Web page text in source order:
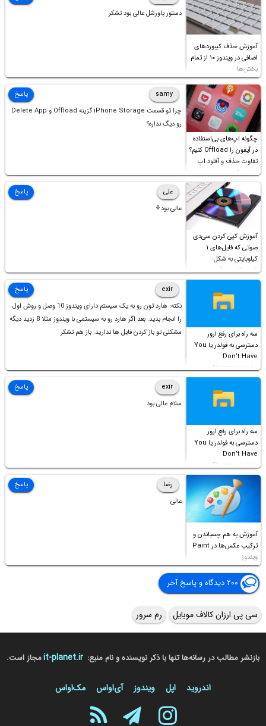
آموزش حذف کیبوردهای
اضافی در ویندوز ۱۰ از تمام
بخش‌ها
دستور پاورشل عالی بود تشکر
چگونه اپ‌های بی‌استفاده
در آیفون را Offload کنیم؟
تفاوت حذف و آفلود اپ
چیست؟
samy
چرا تو قسمت iPhone Storage گزینه Offload و Delete App
رو دیگ نداره؟
پاسخ
آموزش کپی کردن سی‌دی
صوتی که فایل‌های ۱
کیلوبایتی به شکل
شورت‌کات در آن موجود
است!
علی
عالی بود⚘
پاسخ
سه راه برای رفع ارور
دسترسی به فولدر یا You
Don’t Have
Permission to
Access this folder
exir
نکته: هارد تون رو به یک سیستم دارای ویندوز 10 وصل و روش اول
را انجام بدید. بعد اگر هارد رو به سیستمی با ویندوز مثلا 8 زدید دیگه
مشکلی تو باز کردن فایل ها ندارید. باز هم تشکر
پاسخ
سه راه برای رفع ارور
دسترسی به فولدر یا You
Don’t Have
Permission to
Access this folder
exir
سلام عالی بود.
پاسخ
آموزش به هم چسباندن و
ترکیب عکس‌ها در Paint
ویندوز
رضا
عالی
پاسخ
۲۰۰ دیدگاه و پاسخ آخر
سی پی ارزان کالاف موبایل رم سرور
بازنشر مطالب در رسانه‌ها تنها با ذکر نویسنده و نام منبع: it-planet.irمجاز است.
اندروید اپل ویندوز آی‌او‌اس مک‌او‌اس